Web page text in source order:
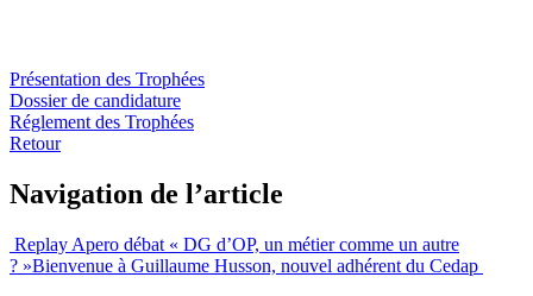
Présentation des Trophées
Dossier de candidature
Réglement des Trophées
Retour
Navigation de l’article
Replay Apero débat « DG d’OP, un métier comme un autre
? »Bienvenue à Guillaume Husson, nouvel adhérent du Cedap